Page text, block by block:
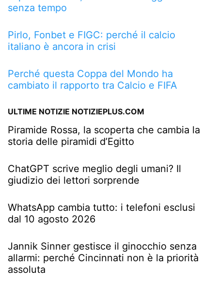
senza tempo
Pirlo, Fonbet e FIGC: perché il calcio
italiano è ancora in crisi
Perché questa Coppa del Mondo ha
cambiato il rapporto tra Calcio e FIFA
ULTIME NOTIZIE NOTIZIEPLUS.COM
Piramide Rossa, la scoperta che cambia la
storia delle piramidi d’Egitto
ChatGPT scrive meglio degli umani? Il
giudizio dei lettori sorprende
WhatsApp cambia tutto: i telefoni esclusi
dal 10 agosto 2026
Jannik Sinner gestisce il ginocchio senza
allarmi: perché Cincinnati non è la priorità
assoluta